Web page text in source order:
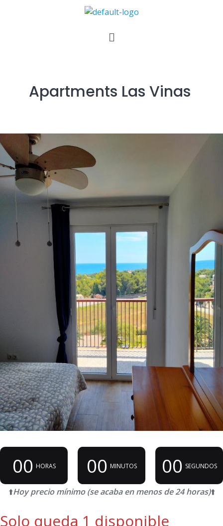
Apartments Las Vinas
00 HORAS 00 MINUTOS 00 SEGUNDOS
⬆️Hoy precio mínimo (se acaba en menos de 24 horas)⬆️
Solo queda 1 disponible